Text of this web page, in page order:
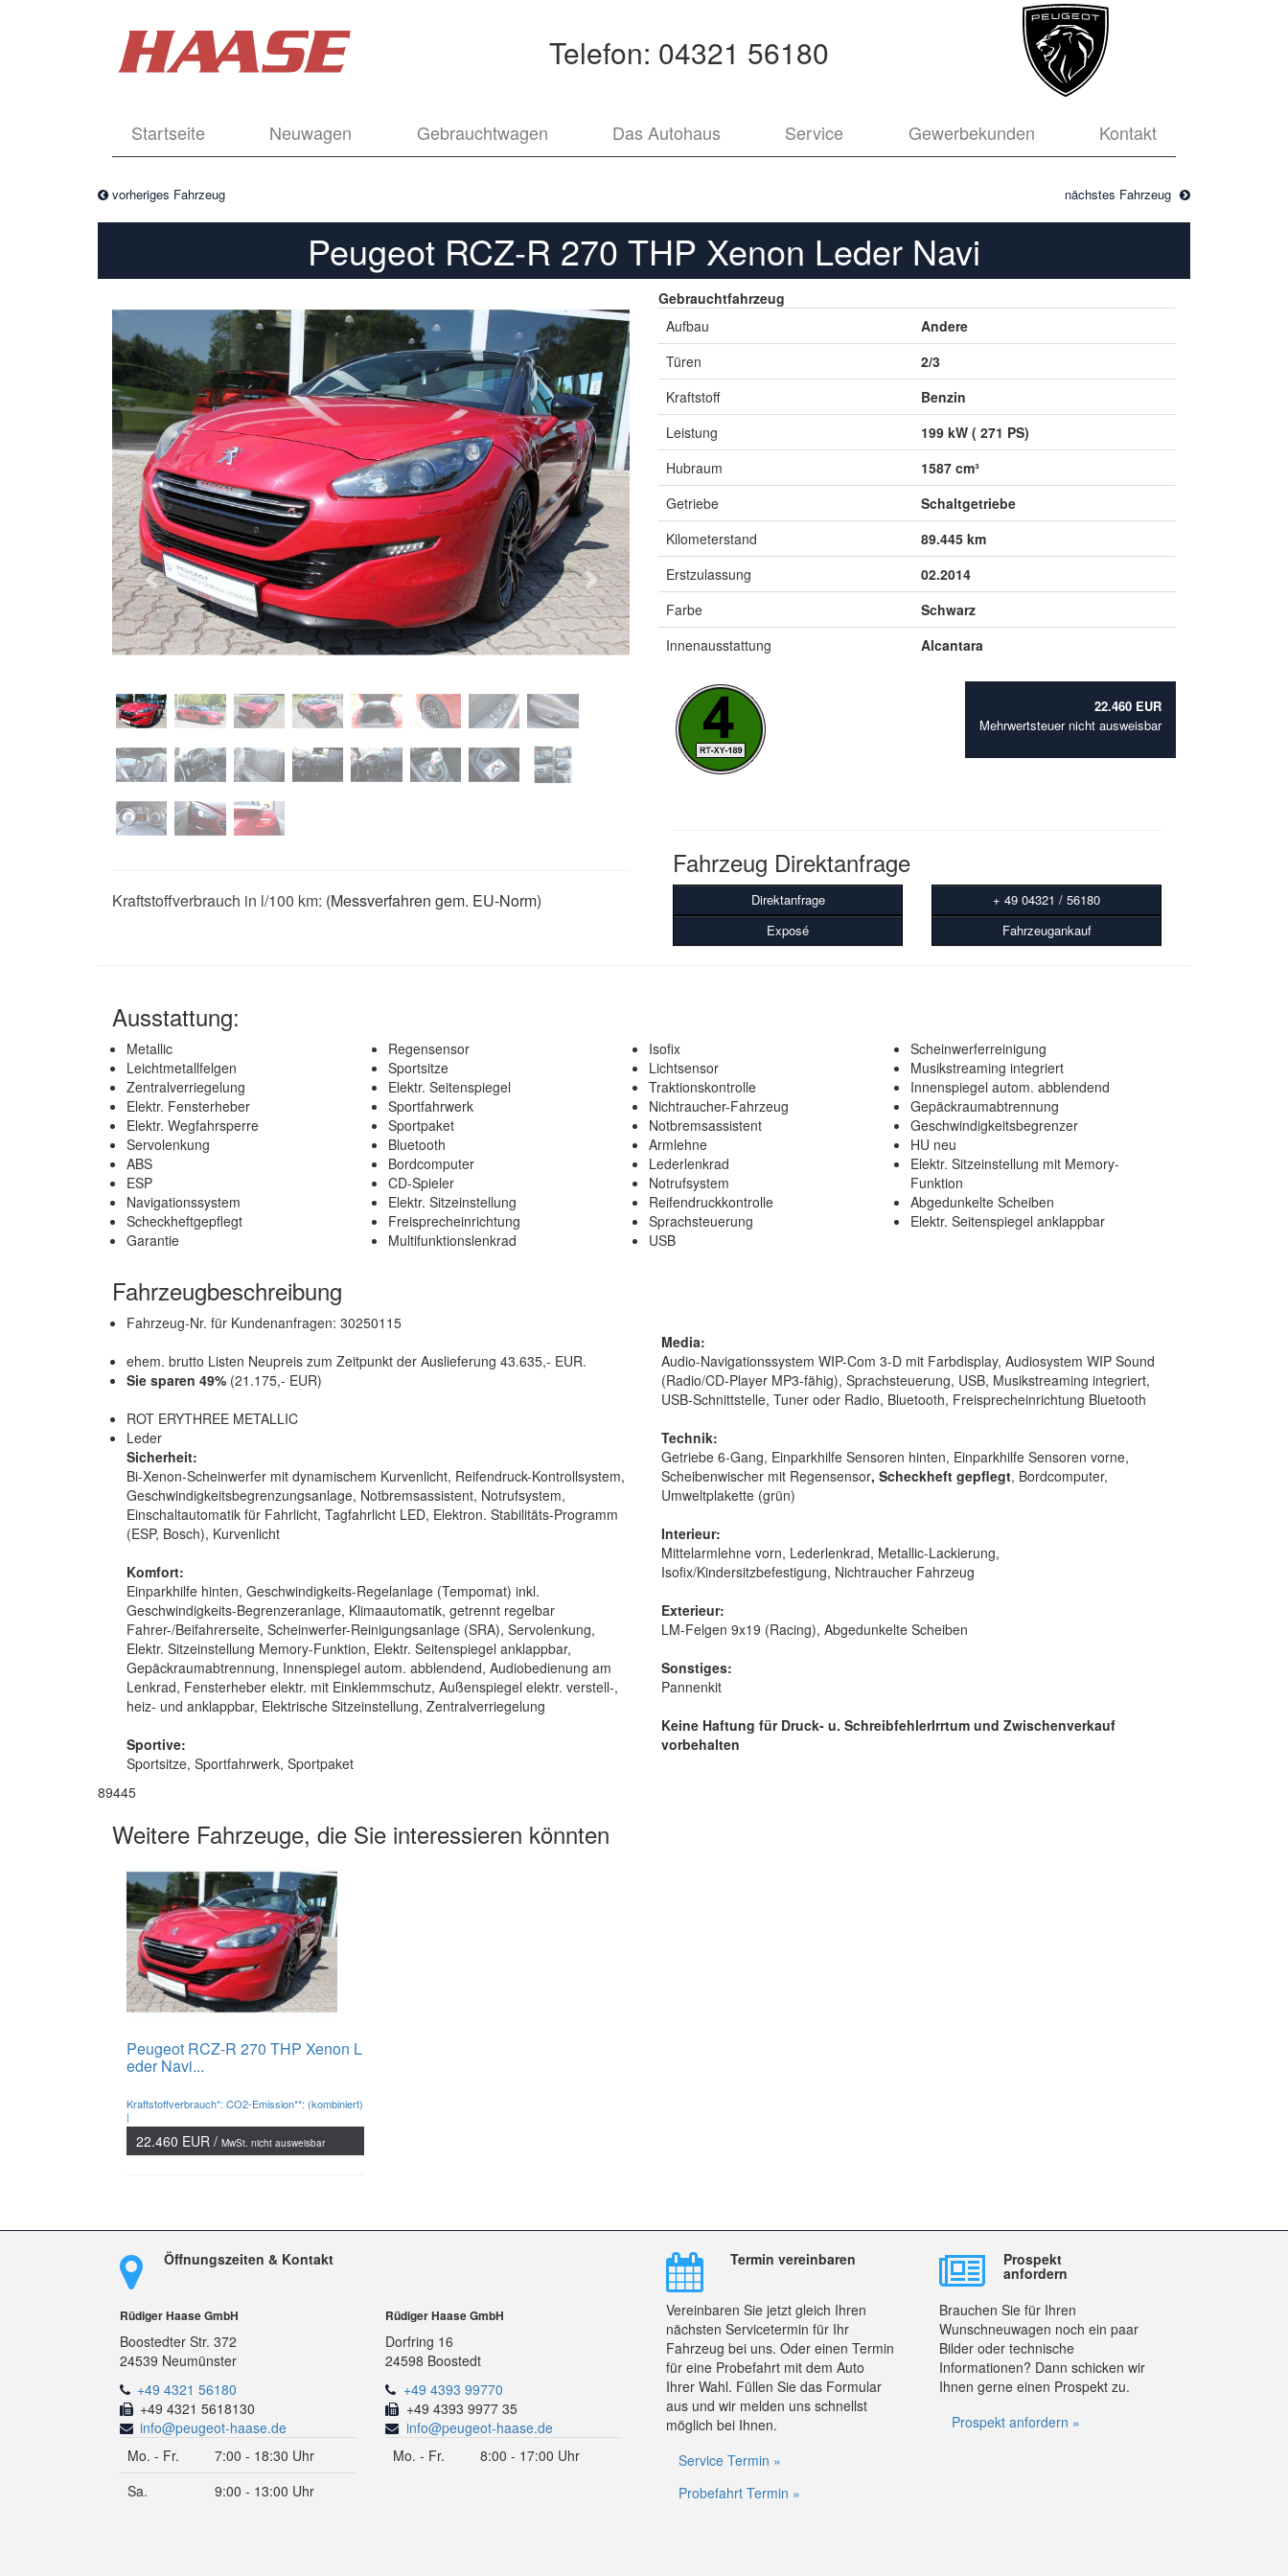
Telefon: 04321 56180
Startseite Neuwagen Gebrauchtwagen Das Autohaus Service Gewerbekunden Kontakt
vorheriges Fahrzeug nächstes Fahrzeug
Peugeot RCZ-R 270 THP Xenon Leder Navi
Previous Next
Kraftstoffverbrauch in l/100 km: (Messverfahren gem. EU-Norm)
Gebrauchtfahrzeug
Aufbau
Andere
Türen
2/3
Kraftstoff
Benzin
Leistung
199 kW ( 271 PS)
Hubraum
1587 cm³
Getriebe
Schaltgetriebe
Kilometerstand
89.445 km
Erstzulassung
02.2014
Farbe
Schwarz
Innenausstattung
Alcantara
22.460 EUR
Mehrwertsteuer nicht ausweisbar
Fahrzeug Direktanfrage
Direktanfrage
+ 49 04321 / 56180
Exposé
Fahrzeugankauf
Ausstattung:
Metallic
Leichtmetallfelgen
Zentralverriegelung
Elektr. Fensterheber
Elektr. Wegfahrsperre
Servolenkung
ABS
ESP
Navigationssystem
Scheckheftgepflegt
Garantie
Regensensor
Sportsitze
Elektr. Seitenspiegel
Sportfahrwerk
Sportpaket
Bluetooth
Bordcomputer
CD-Spieler
Elektr. Sitzeinstellung
Freisprecheinrichtung
Multifunktionslenkrad
Isofix
Lichtsensor
Traktionskontrolle
Nichtraucher-Fahrzeug
Notbremsassistent
Armlehne
Lederlenkrad
Notrufsystem
Reifendruckkontrolle
Sprachsteuerung
USB
Scheinwerferreinigung
Musikstreaming integriert
Innenspiegel autom. abblendend
Gepäckraumabtrennung
Geschwindigkeitsbegrenzer
HU neu
Elektr. Sitzeinstellung mit Memory-
Funktion
Abgedunkelte Scheiben
Elektr. Seitenspiegel anklappbar
Fahrzeugbeschreibung
Fahrzeug-Nr. für Kundenanfragen: 30250115
ehem. brutto Listen Neupreis zum Zeitpunkt der Auslieferung 43.635,- EUR.
Sie sparen 49% (21.175,- EUR)
ROT ERYTHREE METALLIC
Leder
Sicherheit:
Bi-Xenon-Scheinwerfer mit dynamischem Kurvenlicht, Reifendruck-Kontrollsystem,
Geschwindigkeitsbegrenzungsanlage, Notbremsassistent, Notrufsystem,
Einschaltautomatik für Fahrlicht, Tagfahrlicht LED, Elektron. Stabilitäts-Programm
(ESP, Bosch), Kurvenlicht
Komfort:
Einparkhilfe hinten, Geschwindigkeits-Regelanlage (Tempomat) inkl.
Geschwindigkeits-Begrenzeranlage, Klimaautomatik, getrennt regelbar
Fahrer-/Beifahrerseite, Scheinwerfer-Reinigungsanlage (SRA), Servolenkung,
Elektr. Sitzeinstellung Memory-Funktion, Elektr. Seitenspiegel anklappbar,
Gepäckraumabtrennung, Innenspiegel autom. abblendend, Audiobedienung am
Lenkrad, Fensterheber elektr. mit Einklemmschutz, Außenspiegel elektr. verstell-,
heiz- und anklappbar, Elektrische Sitzeinstellung, Zentralverriegelung
Sportive:
Sportsitze, Sportfahrwerk, Sportpaket
Media:
Audio-Navigationssystem WIP-Com 3-D mit Farbdisplay, Audiosystem WIP Sound
(Radio/CD-Player MP3-fähig), Sprachsteuerung, USB, Musikstreaming integriert,
USB-Schnittstelle, Tuner oder Radio, Bluetooth, Freisprecheinrichtung Bluetooth
Technik:
Getriebe 6-Gang, Einparkhilfe Sensoren hinten, Einparkhilfe Sensoren vorne,
Scheibenwischer mit Regensensor, Scheckheft gepflegt, Bordcomputer,
Umweltplakette (grün)
Interieur:
Mittelarmlehne vorn, Lederlenkrad, Metallic-Lackierung,
Isofix/Kindersitzbefestigung, Nichtraucher Fahrzeug
Exterieur:
LM-Felgen 9x19 (Racing), Abgedunkelte Scheiben
Sonstiges:
Pannenkit
Keine Haftung für Druck- u. SchreibfehlerIrrtum und Zwischenverkauf
vorbehalten
89445
Weitere Fahrzeuge, die Sie interessieren könnten
Peugeot RCZ-R 270 THP Xenon L
eder Navi...
Kraftstoffverbrauch*: CO2-Emission**: (kombiniert)
|
22.460 EUR / MwSt. nicht ausweisbar
Öffnungszeiten & Kontakt
Rüdiger Haase GmbH
Boostedter Str. 372
24539 Neumünster
+49 4321 56180
+49 4321 5618130
info@peugeot-haase.de
Mo. - Fr.
7:00 - 18:30 Uhr
Sa.
9:00 - 13:00 Uhr
Rüdiger Haase GmbH
Dorfring 16
24598 Boostedt
+49 4393 99770
+49 4393 9977 35
info@peugeot-haase.de
Mo. - Fr.
8:00 - 17:00 Uhr
Termin vereinbaren
Vereinbaren Sie jetzt gleich Ihren
nächsten Servicetermin für Ihr
Fahrzeug bei uns. Oder einen Termin
für eine Probefahrt mit dem Auto
Ihrer Wahl. Füllen Sie das Formular
aus und wir melden uns schnellst
möglich bei Ihnen.
Service Termin »
Probefahrt Termin »
Prospekt
anfordern
Brauchen Sie für Ihren
Wunschneuwagen noch ein paar
Bilder oder technische
Informationen? Dann schicken wir
Ihnen gerne einen Prospekt zu.
Prospekt anfordern »